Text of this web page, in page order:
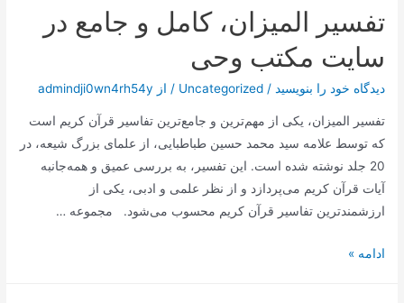
چه
دعایی
است؟
تفسیر المیزان، کامل و جامع در
سایت مکتب وحی
دیدگاه‌ خود را بنویسید /
Uncategorized / از admindji0wn4rh54y
تفسیر المیزان، یکی از مهم‌ترین و جامع‌ترین تفاسیر قرآن کریم است
که توسط علامه سید محمد حسین طباطبایی، از علمای بزرگ شیعه، در
20 جلد نوشته شده است. این تفسیر، به بررسی عمیق و همه‌جانبه
آیات قرآن کریم می‌پردازد و از نظر علمی و ادبی، یکی از
ارزشمندترین تفاسیر قرآن کریم محسوب می‌شود. مجموعه …
تفسیر
ادامه »